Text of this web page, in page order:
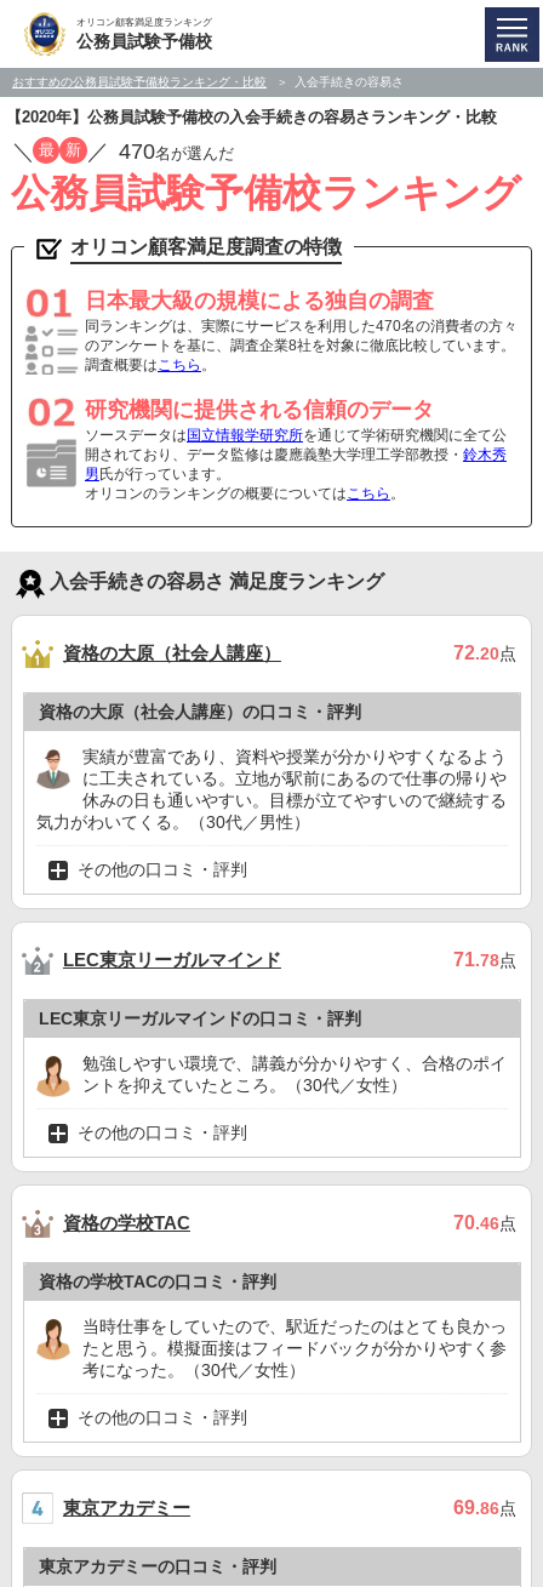
オリコン顧客満足度ランキング
公務員試験予備校
おすすめの公務員試験予備校ランキング・比較 入会手続きの容易さ
【2020年】公務員試験予備校の入会手続きの容易さランキング・比較
／ 最 新 ／ 470名が選んだ
公務員試験予備校ランキング
オリコン顧客満足度調査の特徴
日本最大級の規模による独自の調査
同ランキングは、実際にサービスを利用した470名の消費者の方々
のアンケートを基に、調査企業8社を対象に徹底比較しています。
調査概要はこちら 。
研究機関に提供される信頼のデータ
ソースデータは 国立情報学研究所を通じて学術研究機関に全て公
開されており、データ監修は慶應義塾大学理工学部教授・ 鈴木秀
男 氏が行っています。
オリコンのランキングの概要についてはこちら 。
入会手続きの容易さ 満足度ランキング
資格の大原（社会人講座） 72.20点
資格の大原（社会人講座）の口コミ・評判
実績が豊富であり、資料や授業が分かりやすくなるよう
に工夫されている。立地が駅前にあるので仕事の帰りや
休みの日も通いやすい。目標が立てやすいので継続する
気力がわいてくる。（30代／男性）
その他の口コミ・評判
LEC東京リーガルマインド 71.78点
LEC東京リーガルマインドの口コミ・評判
勉強しやすい環境で、講義が分かりやすく、合格のポイ
ントを抑えていたところ。（30代／女性）
その他の口コミ・評判
資格の学校TAC 70.46点
資格の学校TACの口コミ・評判
当時仕事をしていたので、駅近だったのはとても良かっ
たと思う。模擬面接はフィードバックが分かりやすく参
考になった。（30代／女性）
その他の口コミ・評判
東京アカデミー 69.86点
東京アカデミーの口コミ・評判